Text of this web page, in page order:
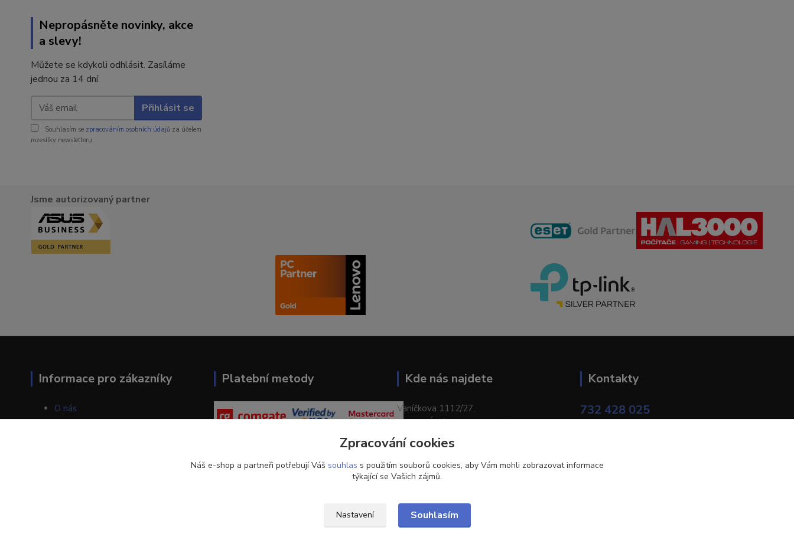
Nepropásněte novinky, akce
a slevy!
Můžete se kdykoli odhlásit. Zasíláme
jednou za 14 dní.
Přihlásit se
Souhlasím se zpracováním osobních údajů za účelem
rozesílky newsletteru.
Jsme autorizovaný partner
Informace pro zákazníky
O nás
Jak nakupovat
Platební metody Kde nás najdete
Vaníčkova 1112/27,
400 01 Ústí nad Labem-město
Kontakty
732 428 025
Zpracování cookies
Náš e-shop a partneři potřebují Váš souhlas s použitím souborů cookies, aby Vám mohli zobrazovat informace
týkající se Vašich zájmů.
Nastavení Souhlasím